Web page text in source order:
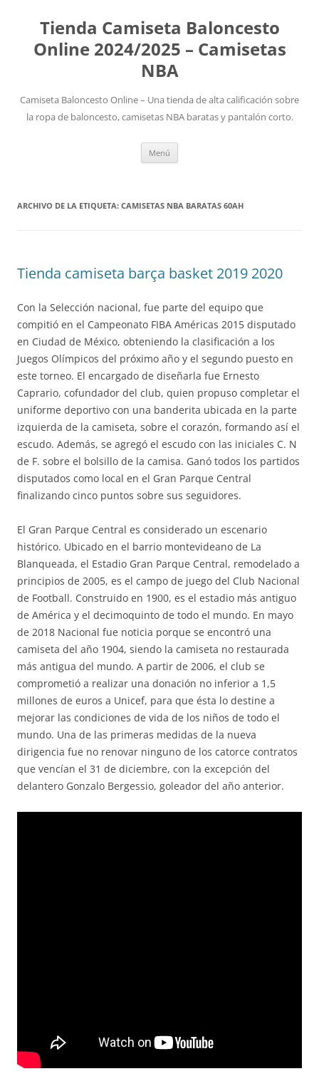
Tienda Camiseta Baloncesto
Online 2024/2025 – Camisetas
NBA
Camiseta Baloncesto Online – Una tienda de alta calificación sobre
la ropa de baloncesto, camisetas NBA baratas y pantalón corto.
Menú
ARCHIVO DE LA ETIQUETA: CAMISETAS NBA BARATAS 60AH
Tienda camiseta barça basket 2019 2020
Con la Selección nacional, fue parte del equipo que
compitió en el Campeonato FIBA Américas 2015 disputado
en Ciudad de México, obteniendo la clasificación a los
Juegos Olímpicos del próximo año y el segundo puesto en
este torneo. El encargado de diseñarla fue Ernesto
Caprario, cofundador del club, quien propuso completar el
uniforme deportivo con una banderita ubicada en la parte
izquierda de la camiseta, sobre el corazón, formando así el
escudo. Además, se agregó el escudo con las iniciales C. N
de F. sobre el bolsillo de la camisa. Ganó todos los partidos
disputados como local en el Gran Parque Central
finalizando cinco puntos sobre sus seguidores.
El Gran Parque Central es considerado un escenario
histórico. Ubicado en el barrio montevideano de La
Blanqueada, el Estadio Gran Parque Central, remodelado a
principios de 2005, es el campo de juego del Club Nacional
de Football. Construido en 1900, es el estadio más antiguo
de América y el decimoquinto de todo el mundo. En mayo
de 2018 Nacional fue noticia porque se encontró una
camiseta del año 1904, siendo la camiseta no restaurada
más antigua del mundo. A partir de 2006, el club se
comprometió a realizar una donación no inferior a 1,5
millones de euros a Unicef, para que ésta lo destine a
mejorar las condiciones de vida de los niños de todo el
mundo. Una de las primeras medidas de la nueva
dirigencia fue no renovar ninguno de los catorce contratos
que vencían el 31 de diciembre, con la excepción del
delantero Gonzalo Bergessio, goleador del año anterior.